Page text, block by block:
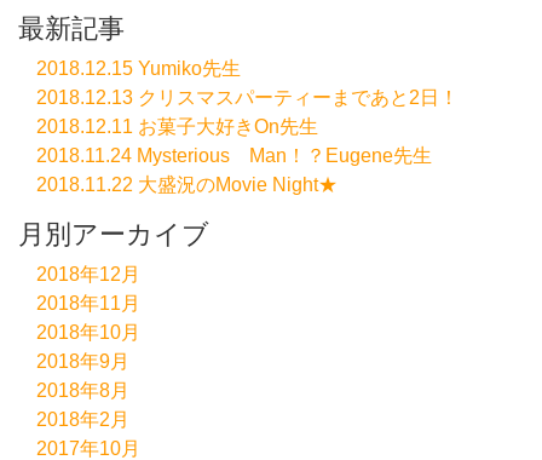
最新記事
2018.12.15 Yumiko先生
2018.12.13 クリスマスパーティーまであと2日！
2018.12.11 お菓子大好きOn先生
2018.11.24 Mysterious Man！？Eugene先生
2018.11.22 大盛況のMovie Night★
月別アーカイブ
2018年12月
2018年11月
2018年10月
2018年9月
2018年8月
2018年2月
2017年10月